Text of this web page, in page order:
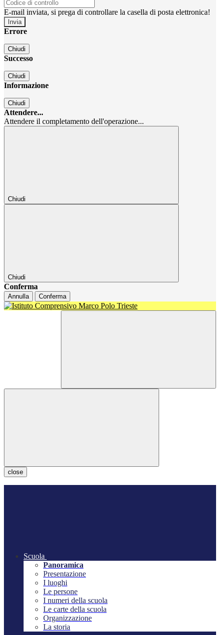
E-mail inviata, si prega di controllare la casella di posta elettronica!
Errore
Chiudi
Successo
Chiudi
Informazione
Chiudi
Attendere...
Attendere il completamento dell'operazione...
Chiudi
Chiudi
Conferma
Annulla Conferma
close
Scuola
Panoramica
Presentazione
I luoghi
Le persone
I numeri della scuola
Le carte della scuola
Organizzazione
La storia